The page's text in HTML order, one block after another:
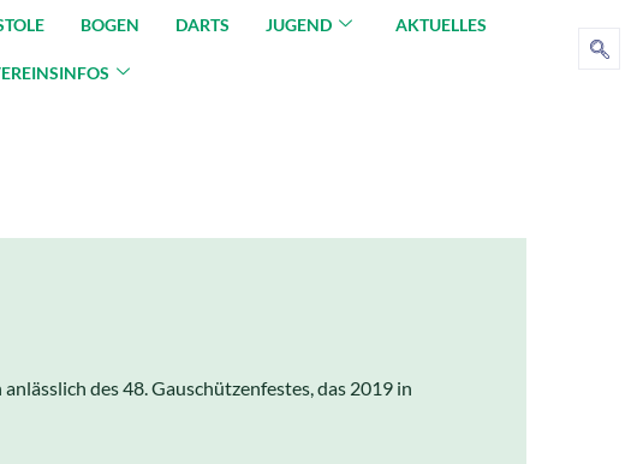
BOGEN DARTS JUGEND AKTUELLES
des 48. Gauschützenfestes, das 2019 in